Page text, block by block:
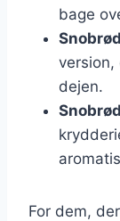
bage
version,
dejen.
For dem,